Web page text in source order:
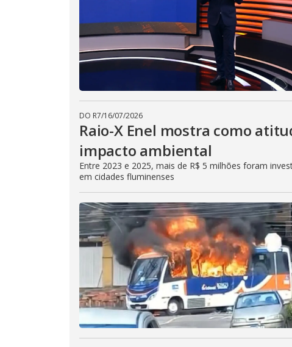
DO R7/16/07/2026
Raio-X Enel mostra como
impacto ambiental
Entre 2023 e 2025, mais de R$ 5 milhões foram
em cidades fluminenses